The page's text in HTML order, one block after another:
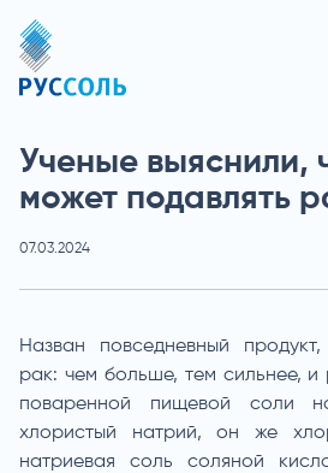
Ученые выяснили,
может подавлять
07.03.2024
Назван повседневный
рак: чем больше, тем сильнее, и
поваренной пищевой соли
хлористый натрий, он же
натриевая соль соляной